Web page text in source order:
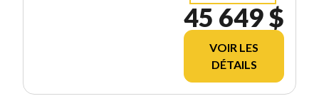
45 649 $
VOIR LES
DÉTAILS